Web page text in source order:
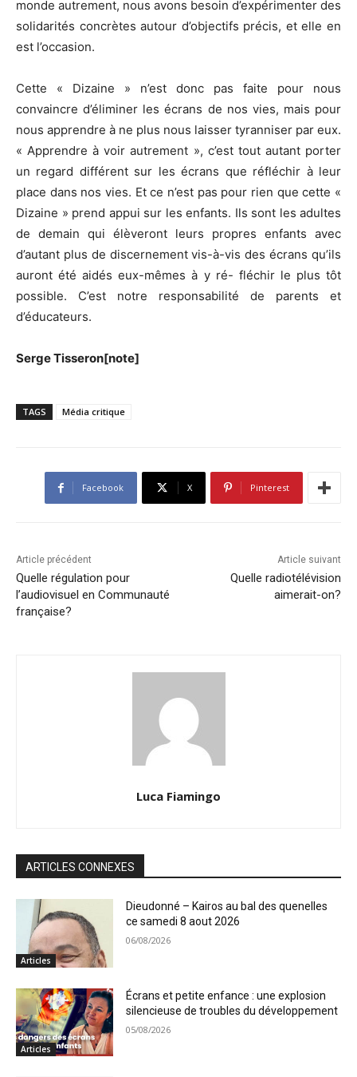
monde autrement, nous avons besoin d’expérimenter des
solidarités concrètes autour d’objectifs précis, et elle en
est l’occasion.
Cette « Dizaine » n’est donc pas faite pour nous
convaincre d’éliminer les écrans de nos vies, mais pour
nous apprendre à ne plus nous laisser tyranniser par eux.
« Apprendre à voir autrement », c’est tout autant porter
un regard différent sur les écrans que réfléchir à leur
place dans nos vies. Et ce n’est pas pour rien que cette «
Dizaine » prend appui sur les enfants. Ils sont les adultes
de demain qui élèveront leurs propres enfants avec
d’autant plus de discernement vis-à-vis des écrans qu’ils
auront été aidés eux-mêmes à y ré- fléchir le plus tôt
possible. C’est notre responsabilité de parents et
d’éducateurs.
Serge Tisseron[note]
TAGS Média critique
Facebook X Pinterest
Article précédent
Quelle régulation pour
l’audiovisuel en Communauté
française?
Article suivant
Quelle radiotélévision
aimerait-on?
Luca Fiamingo
ARTICLES CONNEXES
Articles
Dieudonné – Kairos au bal des quenelles
ce samedi 8 aout 2026
06/08/2026
Articles
Écrans et petite enfance : une explosion
silencieuse de troubles du développement
05/08/2026